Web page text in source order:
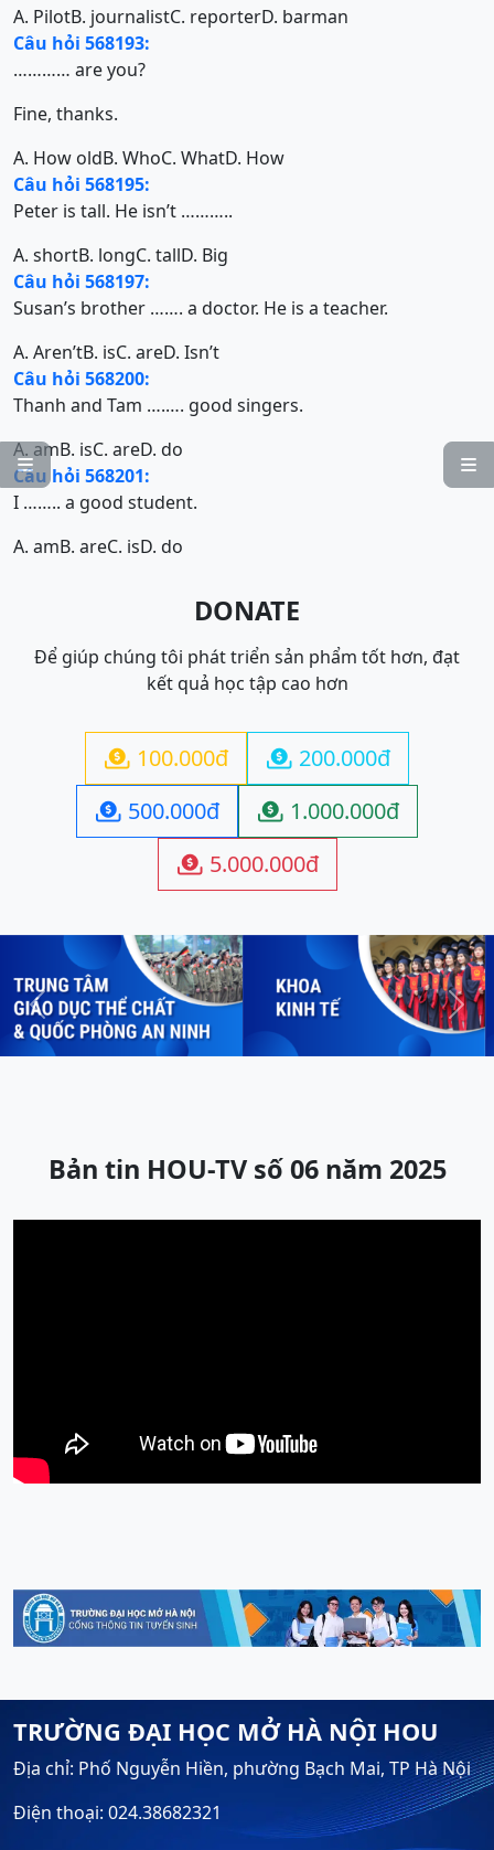


A. PilotB. journalistC. reporterD. barman
Câu hỏi 568193:
………… are you?
Fine, thanks.
A. How oldB. WhoC. WhatD. How
Câu hỏi 568195:
Peter is tall. He isn’t ………..
A. shortB. longC. tallD. Big
Câu hỏi 568197:
Susan’s brother ……. a doctor. He is a teacher.
A. Aren’tB. isC. areD. Isn’t
Câu hỏi 568200:
Thanh and Tam ….…. good singers.
A. amB. isC. areD. do
Câu hỏi 568201:
I …….. a good student.
A. amB. areC. isD. do
DONATE
Để giúp chúng tôi phát triển sản phẩm tốt hơn, đạt
kết quả học tập cao hơn
 100.000đ  200.000đ
 500.000đ  1.000.000đ
 5.000.000đ
Previous Next
Bản tin HOU-TV số 06 năm 2025
TRƯỜNG ĐẠI HỌC MỞ HÀ NỘI HOU
Địa chỉ: Phố Nguyễn Hiền, phường Bạch Mai, TP Hà Nội
Điện thoại: 024.38682321